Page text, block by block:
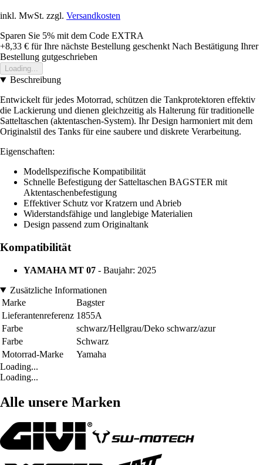
inkl. MwSt. zzgl. Versandkosten
Sparen Sie 5% mit dem Code EXTRA
+8,33 € für Ihre nächste Bestellung geschenkt Nach Bestätigung Ihrer
Bestellung gutgeschrieben
Loading...
Beschreibung
Entwickelt für jedes Motorrad, schützen die Tankprotektoren effektiv
die Lackierung und dienen gleichzeitig als Halterung für traditionelle
Satteltaschen (aktentaschen-System). Ihr Design harmoniert mit dem
Originalstil des Tanks für eine saubere und diskrete Verarbeitung.
Eigenschaften:
Modellspezifische Kompatibilität
Schnelle Befestigung der Satteltaschen BAGSTER mit
Aktentaschenbefestigung
Effektiver Schutz vor Kratzern und Abrieb
Widerstandsfähige und langlebige Materialien
Design passend zum Originaltank
Kompatibilität
YAMAHA MT 07 - Baujahr: 2025
Zusätzliche Informationen
Marke
Bagster
Lieferantenreferenz 1855A
Farbe
schwarz/Hellgrau/Deko schwarz/azur
Farbe
Schwarz
Motorrad-Marke
Yamaha
Loading...
Loading...
Alle unsere Marken